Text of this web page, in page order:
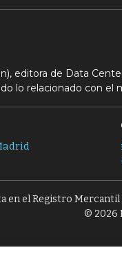
editora de Data
lo relacionado con
en el Registro Mercantil
© 2026